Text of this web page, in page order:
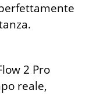
2 Pro
reale,